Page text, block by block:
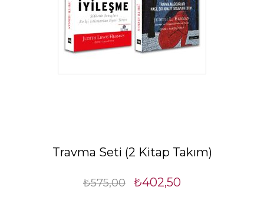
Travma Seti (2 Kitap Takım)
₺575,00 ₺402,50